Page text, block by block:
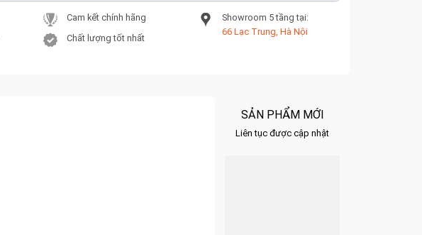
Cam kết chính hãng
Chất lượng tốt nhất
Showroom 5 tầng tại:
66 Lạc Trung, Hà Nội
SẢN PHẨM MỚI
Liên tục được cập nhật